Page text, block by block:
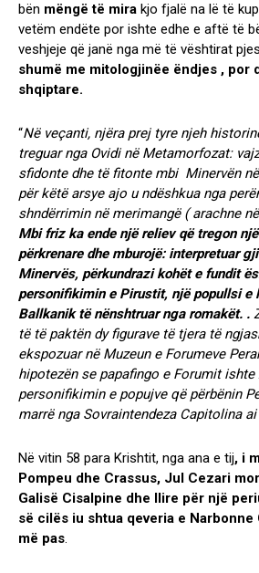
bën mëngë të mira kjo fjalë na lë të
vetëm endëte por ishte edhe e aftë të
veshjeje që janë nga më të vështirat
shumë me mitologjinëe ëndjes , por
shqiptare.
“Në veçanti, njëra prej tyre njeh
treguar nga Ovidi në Metamorfozat:
sfidonte dhe të fitonte mbi Minervën
për këtë arsye ajo u ndëshkua nga
shndërrimin në merimangë ( arachne
Mbi friz ka ende një reliev që tregon
përkrenare dhe mburojë: interpretuar
Minervës, përkundrazi kohët e fundit
personifikimin e Pirustit, një popullsi e
Ballkanik të nënshtruar nga romakët. .
të të paktën dy figurave të tjera të
ekspozuar në Muzeun e Forumeve
hipotezën se papafingo e Forumit ishte
personifikimin e popujve që përbënin
marrë nga Sovraintendeza Capitolina
Në vitin 58 para Krishtit, nga ana e tij, i
Pompeu dhe Crassus, Jul Cezari
Galisë Cisalpine dhe Ilire për një
së cilës iu shtua qeveria e Narbonne
më pas.